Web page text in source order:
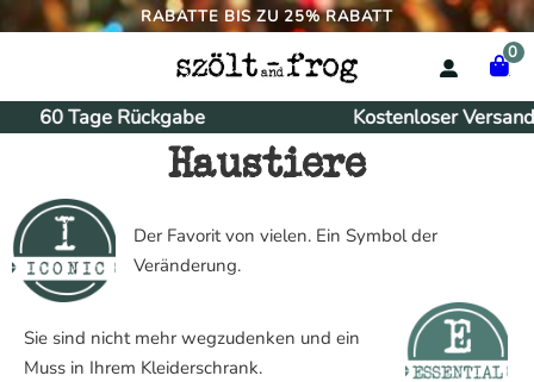
RABATTE BIS ZU 25% RABATT
0
60 Tage Rückgabe Kostenloser
Haustiere
Der Favorit von vielen. Ein Symbol der
Veränderung.
Sie sind nicht mehr wegzudenken und ein
Muss in Ihrem Kleiderschrank.